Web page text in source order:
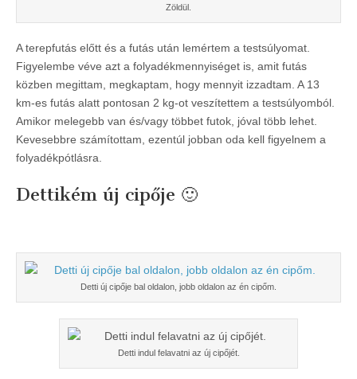
Zöldül.
A terepfutás előtt és a futás után lemértem a testsúlyomat.
Figyelembe véve azt a folyadékmennyiséget is, amit futás
közben megittam, megkaptam, hogy mennyit izzadtam. A 13
km-es futás alatt pontosan 2 kg-ot veszítettem a testsúlyomból.
Amikor melegebb van és/vagy többet futok, jóval több lehet.
Kevesebbre számítottam, ezentúl jobban oda kell figyelnem a
folyadékpótlásra.
Dettikém új cipője 🙂
Detti új cipője bal oldalon, jobb oldalon az én cipőm.
Detti indul felavatni az új cipőjét.